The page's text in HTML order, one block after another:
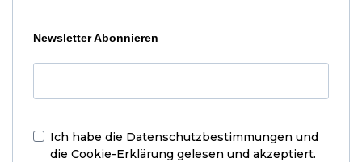
Newsletter Abonnieren
Ich habe die Datenschutzbestimmungen und
die Cookie-Erklärung gelesen und akzeptiert.